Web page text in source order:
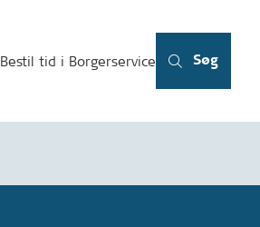
Bestil tid i Borgerservice Søg